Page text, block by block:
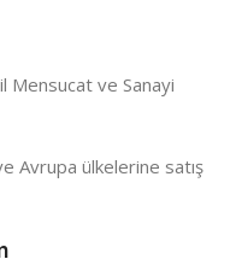
Mensucat ve Sanayi
Avrupa ülkelerine satış